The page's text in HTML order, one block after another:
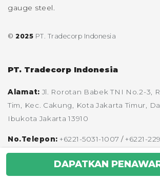
gauge steel.
© 2025 PT. Tradecorp Indonesia
PT. Tradecorp Indonesia
Alamat: Jl. Rorotan Babek TNI No.2-3,
Tim, Kec. Cakung, Kota Jakarta Timur,
Ibukota Jakarta 13910
No.Telepon: +6221-5031-1007 /+6221-
Email: enquiries@tradecorp.co.id
DAPATKAN